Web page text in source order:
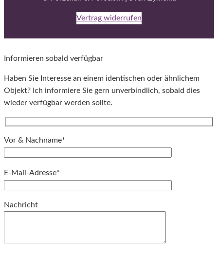
Vertrag widerrufen
Informieren sobald verfügbar
Haben Sie Interesse an einem identischen oder ähnlichem
Objekt? Ich informiere Sie gern unverbindlich, sobald dies
wieder verfügbar werden sollte.
Vor & Nachname*
E-Mail-Adresse*
Nachricht